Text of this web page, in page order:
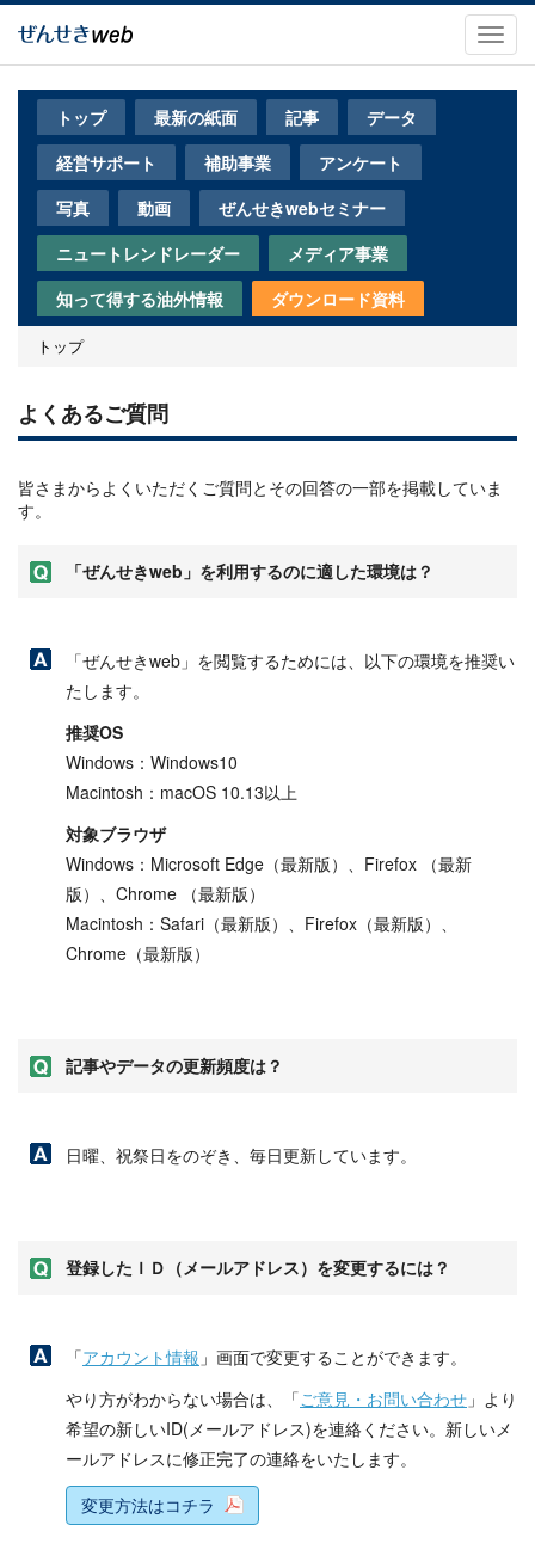
メ
トップ 最新の紙面 記事
データ
経営サポート
補助事業
アンケート
写真
動画
ぜんせきwebセミナー
ニュートレンドレーダー
メディア事業
知って得する油外情報
ダウンロード資料
トップ
よくあるご質問
皆さまからよくいただくご質問とその回答の一部を掲載していま
す。
「ぜんせきweb」を利用するのに適した環境は？
「ぜんせきweb」を閲覧するためには、以下の環境を推奨い
たします。
推奨OS
Windows：Windows10
Macintosh：macOS 10.13以上
対象ブラウザ
Windows：Microsoft Edge（最新版）、Firefox （最新
版）、Chrome （最新版）
Macintosh：Safari（最新版）、Firefox（最新版）、
Chrome（最新版）
記事やデータの更新頻度は？
日曜、祝祭日をのぞき、毎日更新しています。
登録したＩＤ（メールアドレス）を変更するには？
「アカウント情報 」画面で変更することができます。
やり方がわからない場合は、「ご意見・お問い合わせ 」より
希望の新しいID(メールアドレス)を連絡ください。新しいメ
ールアドレスに修正完了の連絡をいたします。
変更方法はコチラ